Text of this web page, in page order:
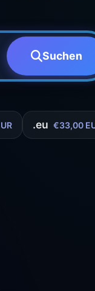
Suchen
.eu €33,00